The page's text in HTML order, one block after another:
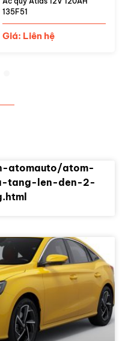
135F51
Giá: Liên hệ
atomauto/atom-
tang-len-den-2-